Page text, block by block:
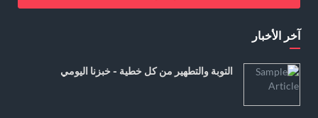
آخر الأخبار
التوبة والتطهير من كل خطية - خبزنا اليومي